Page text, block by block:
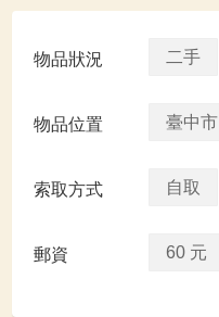
物品狀況 二手
物品位置 臺中市
索取方式 自取
郵資 60 元